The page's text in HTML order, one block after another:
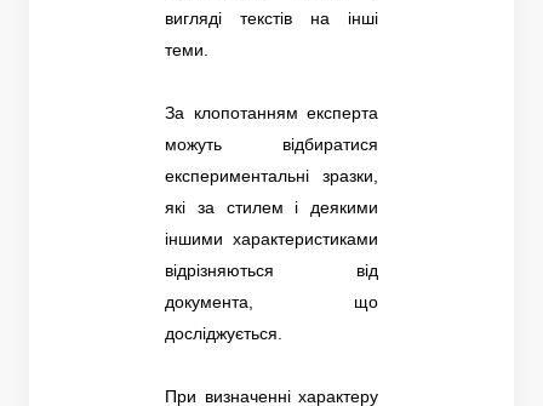
вигляді текстів на інші
теми.
За клопотанням експерта
можуть відбиратися
експериментальні зразки,
які за стилем і деякими
іншими характеристиками
відрізняються від
документа, що
досліджується.
При визначенні характеру